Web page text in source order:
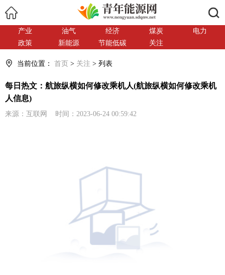
产业 油气 经济 煤炭
电力
政策
新能源 节能低碳 关注
当前位置： 首页 > 关注 > 列表
每日热文：航旅纵横如何修改乘机人(航旅纵横如何修改乘机
人信息)
来源：互联网 时间：2023-06-24 00:59:42